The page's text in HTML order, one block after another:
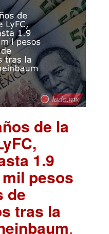
de la
1.9
pesos
de
tras la
.